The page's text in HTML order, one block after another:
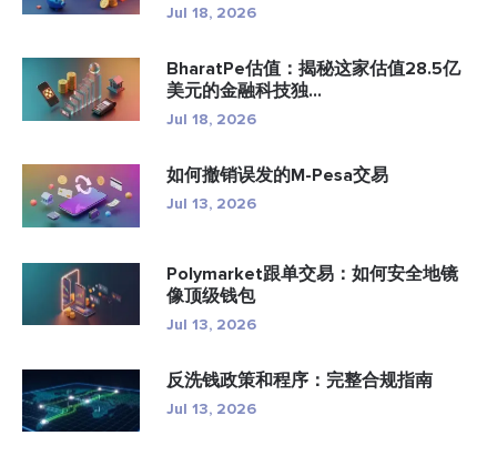
Jul 18, 2026
BharatPe估值：揭秘这家估值28.5亿
美元的金融科技独...
Jul 18, 2026
如何撤销误发的M-Pesa交易
Jul 13, 2026
Polymarket跟单交易：如何安全地镜
像顶级钱包
Jul 13, 2026
反洗钱政策和程序：完整合规指南
Jul 13, 2026